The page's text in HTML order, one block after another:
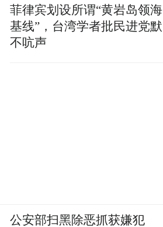
菲律宾划设所谓“黄岩岛领海
基线”，台湾学者批民进党默
不吭声
公安部扫黑除恶抓获嫌犯